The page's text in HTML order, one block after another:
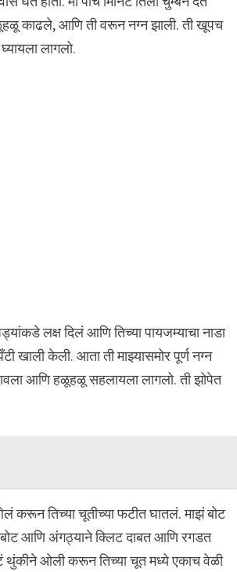
काढले, आणि ती वरून नग्न झाली. ती खूपच
लागलो.
लक्ष दिलं आणि तिच्या पायजम्याचा नाडा
खाली केली. आता ती माझ्यासमोर पूर्ण नग्न
आणि हळूहळू सहलायला लागलो. ती झोपेत
करून तिच्या चूतीच्या फटीत घातलं. माझं बोट
बोट आणि अंगठ्याने क्लिट दाबत आणि रगडत
थुंकीने ओली करून तिच्या चूत मध्ये एकाच वेळी